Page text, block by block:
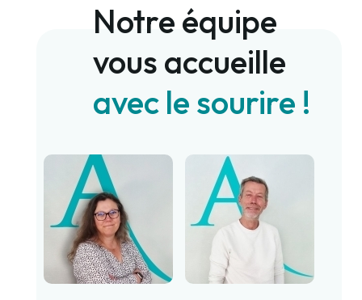
Notre équipe
vous accueille
avec le sourire !